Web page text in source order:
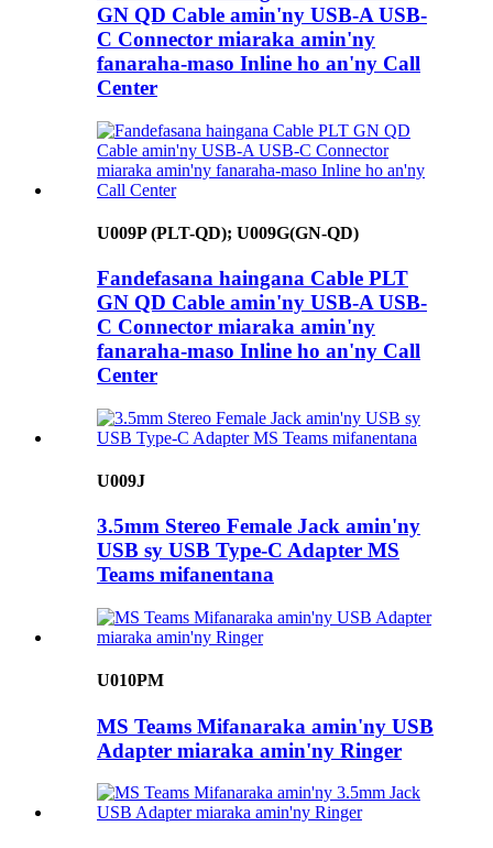
GN QD Cable amin'ny USB-A USB-
C Connector miaraka amin'ny
fanaraha-maso Inline ho an'ny Call
Center
U009P (PLT-QD); U009G(GN-QD)
Fandefasana haingana Cable PLT
GN QD Cable amin'ny USB-A USB-
C Connector miaraka amin'ny
fanaraha-maso Inline ho an'ny Call
Center
U009J
3.5mm Stereo Female Jack amin'ny
USB sy USB Type-C Adapter MS
Teams mifanentana
U010PM
MS Teams Mifanaraka amin'ny USB
Adapter miaraka amin'ny Ringer